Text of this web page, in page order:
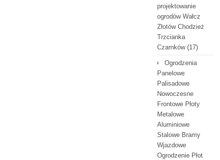
projektowanie
ogrodów Wałcz
Złotów Chodzież
Trzcianka
Czarnków(17)
Ogrodzenia
Panelowe
Palisadowe
Nowoczesne
Frontowe Płoty
Metalowe
Aluminiowe
Stalowe Bramy
Wjazdowe
Ogrodzenie Płot